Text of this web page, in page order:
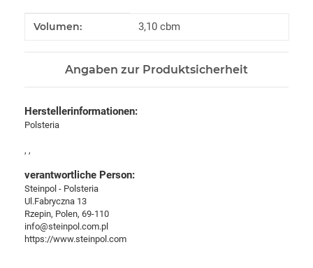
Produkteigenschaft
Wert
Volumen: 3,10 cbm
Angaben zur Produktsicherheit
Herstellerinformationen:
Polsteria
, ,
verantwortliche Person:
Steinpol - Polsteria
Ul.Fabryczna 13
Rzepin, Polen, 69-110
info@steinpol.com.pl
https://www.steinpol.com